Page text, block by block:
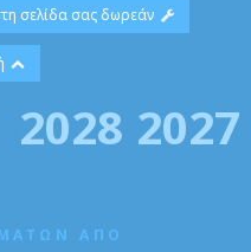
σελίδα σας δωρεάν
2027
2028
ΑΠΟ